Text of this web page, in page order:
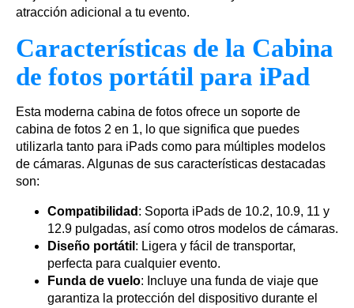
atracción adicional a tu evento.
Características de la Cabina
de fotos portátil para iPad
Esta moderna cabina de fotos ofrece un soporte de
cabina de fotos 2 en 1, lo que significa que puedes
utilizarla tanto para iPads como para múltiples modelos
de cámaras. Algunas de sus características destacadas
son:
Compatibilidad : Soporta iPads de 10.2, 10.9, 11 y
12.9 pulgadas, así como otros modelos de cámaras.
Diseño portátil : Ligera y fácil de transportar,
perfecta para cualquier evento.
Funda de vuelo: Incluye una funda de viaje que
garantiza la protección del dispositivo durante el